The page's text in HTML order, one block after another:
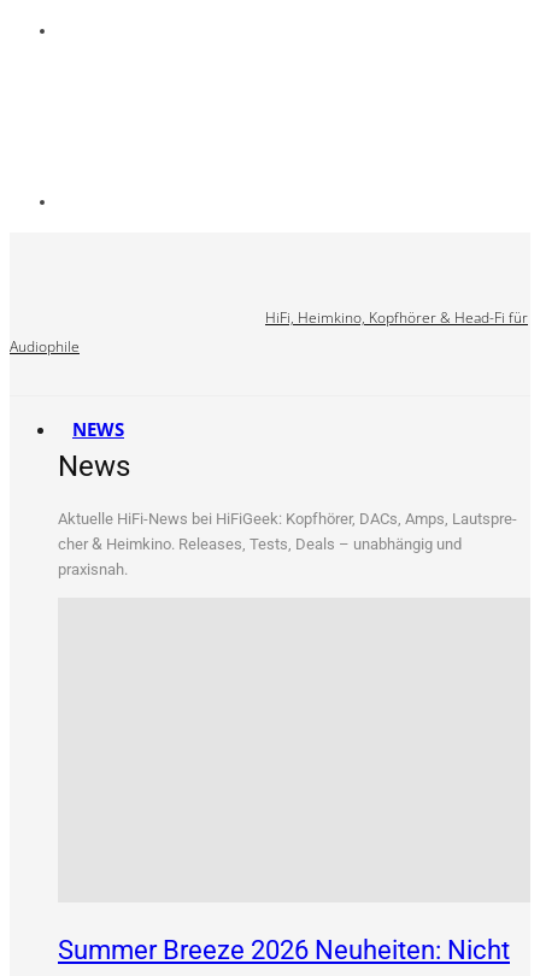
HiFi, Heimkino, Kopfhörer & Head-Fi für
Audiophile
NEWS
News
Aktu­el­le HiFi-News bei HiFi­Ge­ek: Kopf­hö­rer, DACs, Amps, Laut­spre­
cher & Heim­ki­no. Releases, Tests, Deals – unab­hän­gig und
praxisnah.
Summer Breeze 2026 Neuheiten: Nicht